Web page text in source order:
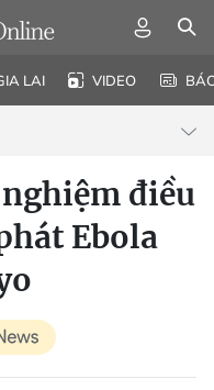
LAI VIDEO
điều
Ebola